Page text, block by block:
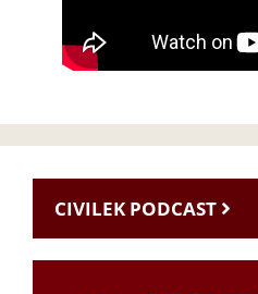
CIVILEK PODCAST